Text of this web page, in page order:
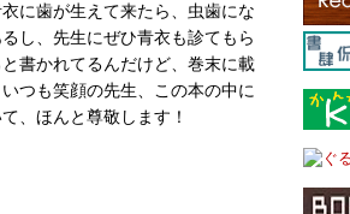
に歯が生えて来たら、虫歯にな
し、先生にぜひ青衣も診てもら
書かれてるんだけど、巻末に載
つも笑顔の先生、この本の中に
、ほんと尊敬します！